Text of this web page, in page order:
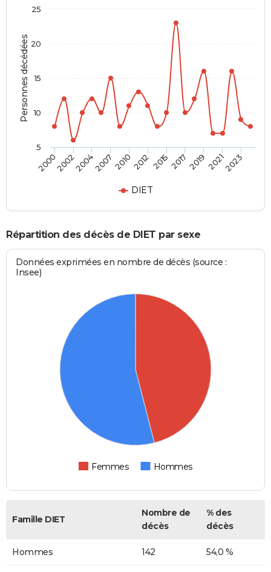
Personnes décédées
DIET
200020022004200720102012 20152017201920212023
5
10
15
20
25
Répartition des décès de DIET par sexe
Données exprimées en nombre de décès (source :
Insee)
Femmes Hommes
Famille DIET
Nombre de
décès
% des
décès
Hommes 142 54,0 %